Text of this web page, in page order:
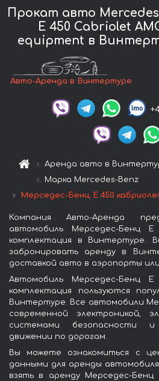
Прокат авто
E 450 Cabriolet
equipment в
Авто-Аренда в Винтертуре
Аренда авто в
Марка Mercedes-Benz
Мерседес-Бенц E 450
Компания Авто-Аренда
автомобиль Мерседес-Бенц
комплектация в Винтертуре.
забронировать аренду в
доставкой авто в аэропорты
Автомобиль Мерседес-Бенц
комплектация пользуются
Винтертуре. Все автомобили
современной электроникой,
системами безопасности
движении по дорогам.
Вы можете ознакомиться с
данными для аренды
взять в аренду Мерседес-Бенц